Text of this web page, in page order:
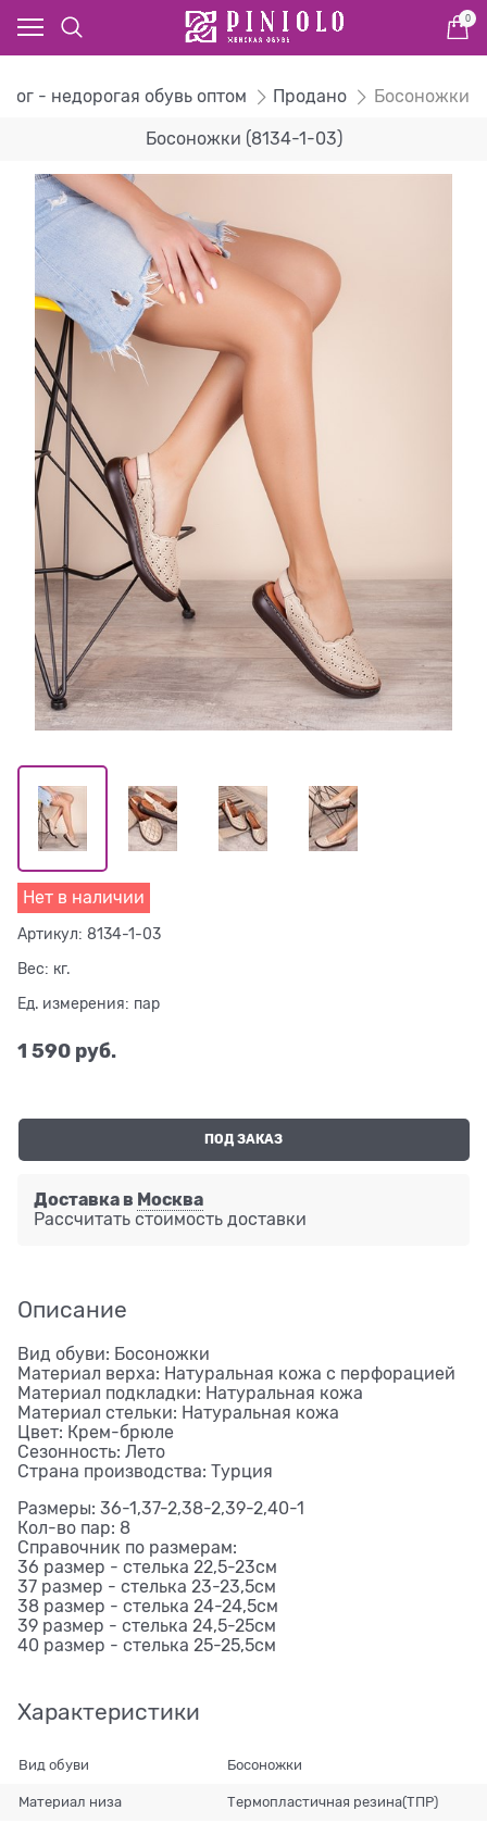
0
- недорогая обувь оптом Продано Босоножки
Босоножки (8134-1-03)
Нет в наличии
Артикул: 8134-1-03
Вес: кг.
Ед. измерения: пар
1 590 руб.
ПОД ЗАКАЗ
Доставка в Москва
Рассчитать стоимость доставки
Описание
Вид обуви: Босоножки
Материал верха: Натуральная кожа с перфорацией
Материал подкладки: Натуральная кожа
Материал стельки: Натуральная кожа
Цвет: Крем-брюле
Сезонность: Лето
Страна производства: Турция
Размеры: 36-1,37-2,38-2,39-2,40-1
Кол-во пар: 8
Справочник по размерам:
36 размер - стелька 22,5-23см
37 размер - стелька 23-23,5см
38 размер - стелька 24-24,5см
39 размер - стелька 24,5-25см
40 размер - стелька 25-25,5см
Характеристики
Вид обуви Босоножки
Материал низа Термопластичная резина(ТПР)